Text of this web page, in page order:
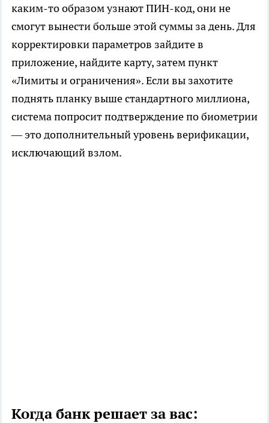
каким-то образом узнают ПИН-код, они не
смогут вынести больше этой суммы за день. Для
корректировки параметров зайдите в
приложение, найдите карту, затем пункт
«Лимиты и ограничения». Если вы захотите
поднять планку выше стандартного миллиона,
система попросит подтверждение по биометрии
— это дополнительный уровень верификации,
исключающий взлом.
Когда банк решает за вас: